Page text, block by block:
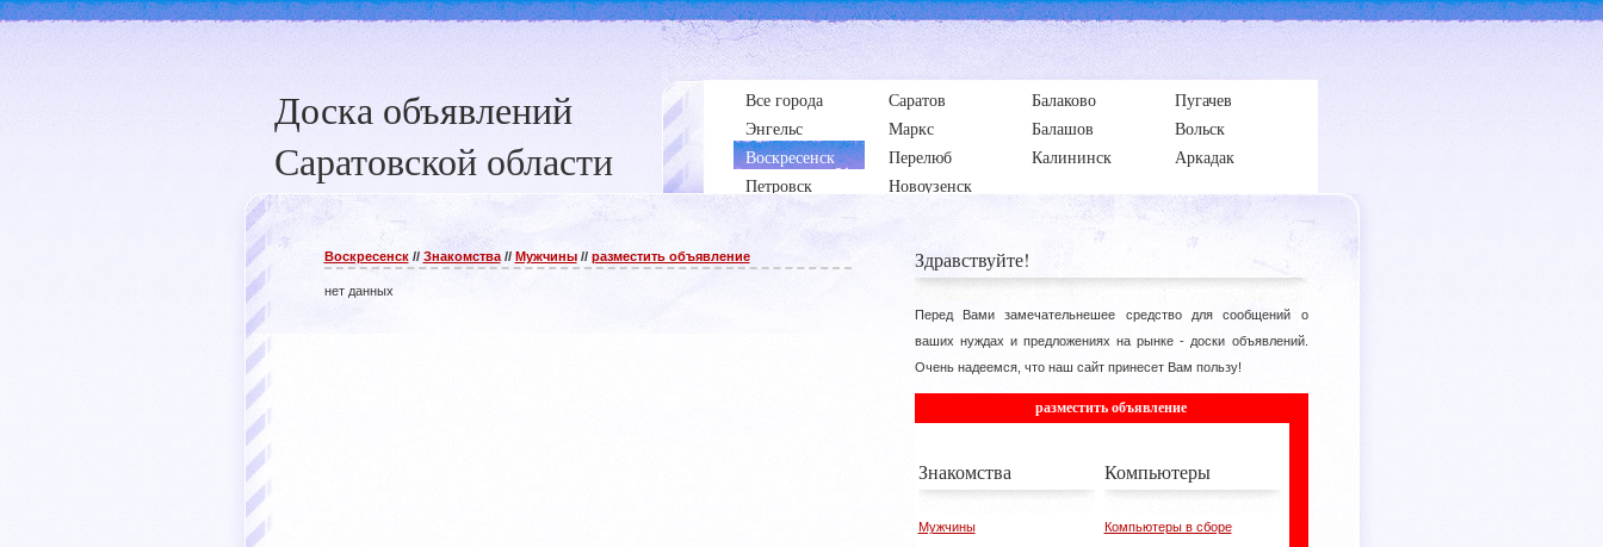
Доска объявлений
Саратовской области
Все города Саратов Балаково
Пугачев
Энгельс
Маркс Балашов
Вольск
Воскресенск
Перелюб Калининск
Аркадак
Петровск
Новоузенск
Воскресенск// Знакомства// Мужчины// разместить объявление
нет данных
Здравствуйте!
Перед Вами замечательнешее средство для сообщений о
ваших нуждах и предложениях на рынке - доски объявлений.
Очень надеемся, что наш сайт принесет Вам пользу!
разместить объявление
Знакомства
Мужчины
Компьютеры
Компьютеры в сборе